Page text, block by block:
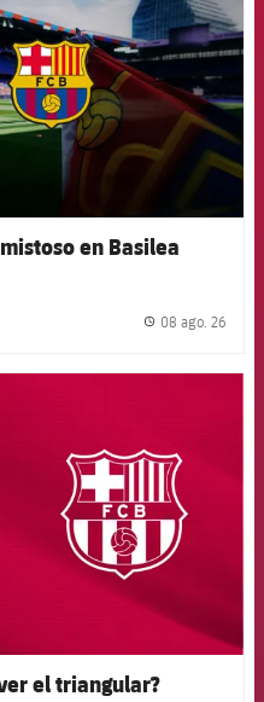
en Basilea
08 ago. 26
el triangular?